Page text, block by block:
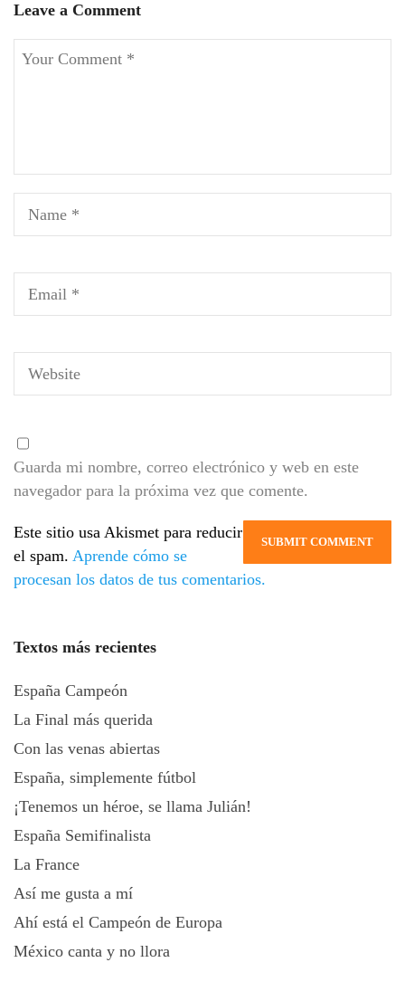
Leave a Comment
Guarda mi nombre, correo electrónico y web en este
navegador para la próxima vez que comente.
Este sitio usa Akismet para reducir
el spam. Aprende cómo se
procesan los datos de tus comentarios.
Textos más recientes
España Campeón
La Final más querida
Con las venas abiertas
España, simplemente fútbol
¡Tenemos un héroe, se llama Julián!
España Semifinalista
La France
Así me gusta a mí
Ahí está el Campeón de Europa
México canta y no llora